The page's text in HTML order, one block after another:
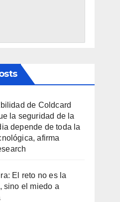
de Coldcard
la seguridad de la
depende de toda la
afirma
El reto no es la
sino el miedo a